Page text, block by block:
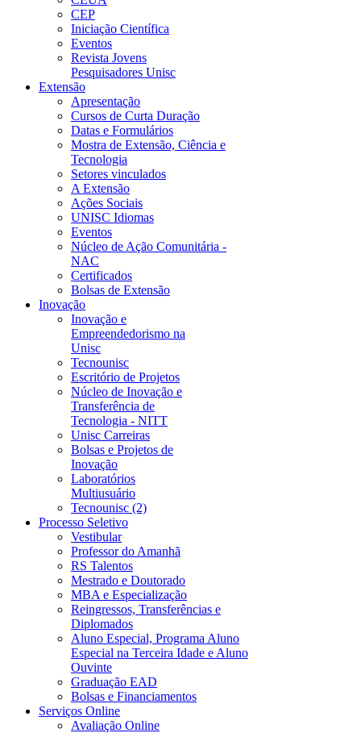
CEP
Iniciação Científica
Eventos
Revista Jovens
Pesquisadores Unisc
Extensão
Apresentação
Cursos de Curta Duração
Datas e Formulários
Mostra de Extensão, Ciência e
Tecnologia
Setores vinculados
A Extensão
Ações Sociais
UNISC Idiomas
Eventos
Núcleo de Ação Comunitária -
NAC
Certificados
Bolsas de Extensão
Inovação
Inovação e
Empreendedorismo na
Unisc
Tecnounisc
Escritório de Projetos
Núcleo de Inovação e
Transferência de
Tecnologia - NITT
Unisc Carreiras
Bolsas e Projetos de
Inovação
Laboratórios
Multiusuário
Tecnounisc (2)
Processo Seletivo
Vestibular
Professor do Amanhã
RS Talentos
Mestrado e Doutorado
MBA e Especialização
Reingressos, Transferências e
Diplomados
Aluno Especial, Programa Aluno
Especial na Terceira Idade e Aluno
Ouvinte
Graduação EAD
Bolsas e Financiamentos
Serviços Online
Avaliação Online